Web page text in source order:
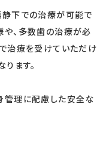
静下での治療が可能で
、多数歯の治療が必
治療を受けていただけ
ます。
管理に配慮した安全な